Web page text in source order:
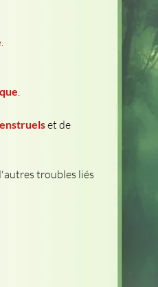
et de
troubles liés